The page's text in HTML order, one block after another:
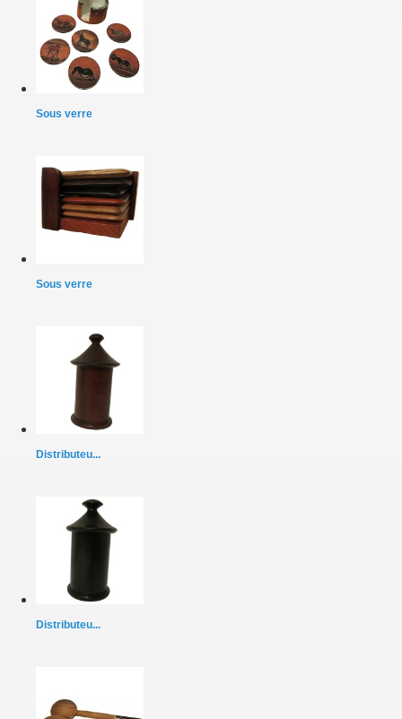
Sous verre
Sous verre
Distributeu...
Distributeu...